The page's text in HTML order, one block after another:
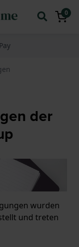
0
der
wurden
und treten